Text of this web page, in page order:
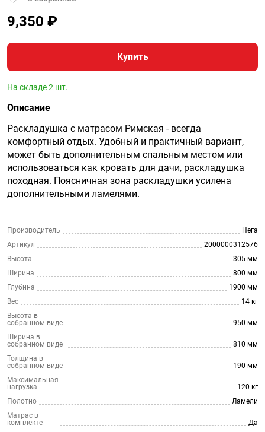
9,350 ₽
Купить
На складе 2 шт.
Описание
Раскладушка с матрасом Римская - всегда
комфортный отдых. Удобный и практичный вариант,
может быть дополнительным спальным местом или
использоваться как кровать для дачи, раскладушка
походная. Поясничная зона раскладушки усилена
дополнительными ламелями.
Производитель
Нега
Артикул
2000000312576
Высота
305 мм
Ширина
800 мм
Глубина
1900 мм
Вес
14 кг
Высота в
собранном виде
950 мм
Ширина в
собранном виде
810 мм
Толщина в
собранном виде
190 мм
Максимальная
нагрузка
120 кг
Полотно
Ламели
Матрас в
комплекте
Да